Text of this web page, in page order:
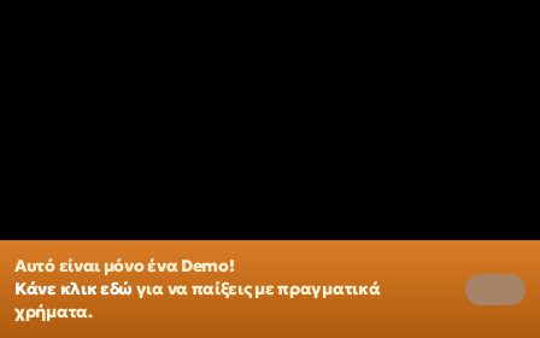
Αυτό είναι μόνο ένα Demo!
Κάνε κλικ εδώγια να παίξεις με πραγματικά
χρήματα.